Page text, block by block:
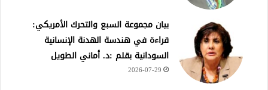
بيان مجموعة السبع والتحرك الأمريكي:
قراءة في هندسة الهدنة الإنسانية
السودانية بقلم :د. أماني الطويل
2026-07-29